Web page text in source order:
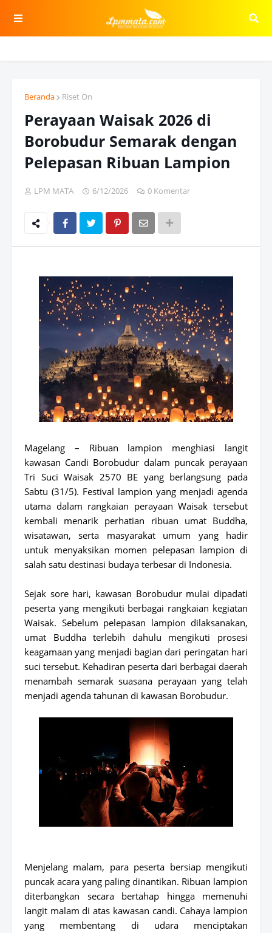
Beranda Riset On
Perayaan Waisak 2026 di
Borobudur Semarak dengan
Pelepasan Ribuan Lampion
LPM MATA 6/12/2026 0 Komentar
Magelang – Ribuan lampion menghiasi langit
kawasan Candi Borobudur dalam puncak perayaan
Tri Suci Waisak 2570 BE yang berlangsung pada
Sabtu (31/5). Festival lampion yang menjadi agenda
utama dalam rangkaian perayaan Waisak tersebut
kembali menarik perhatian ribuan umat Buddha,
wisatawan, serta masyarakat umum yang hadir
untuk menyaksikan momen pelepasan lampion di
salah satu destinasi budaya terbesar di Indonesia.
Sejak sore hari, kawasan Borobudur mulai dipadati
peserta yang mengikuti berbagai rangkaian kegiatan
Waisak. Sebelum pelepasan lampion dilaksanakan,
umat Buddha terlebih dahulu mengikuti prosesi
keagamaan yang menjadi bagian dari peringatan hari
suci tersebut. Kehadiran peserta dari berbagai daerah
menambah semarak suasana perayaan yang telah
menjadi agenda tahunan di kawasan Borobudur.
Menjelang malam, para peserta bersiap mengikuti
puncak acara yang paling dinantikan. Ribuan lampion
diterbangkan secara bertahap hingga memenuhi
langit malam di atas kawasan candi. Cahaya lampion
yang membentang di udara menciptakan